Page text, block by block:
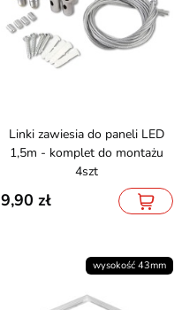
Linki zawiesia do paneli LED
1,5m - komplet do montażu
4szt
9,90
wysokość 43mm